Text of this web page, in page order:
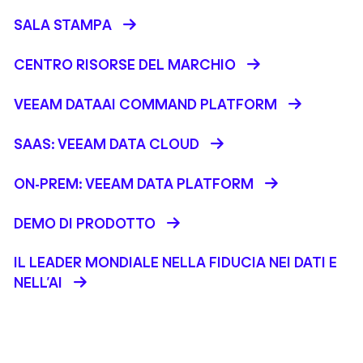
SALA STAMPA
CENTRO RISORSE DEL MARCHIO
VEEAM DATAAI COMMAND PLATFORM
SAAS: VEEAM DATA CLOUD
ON-PREM: VEEAM DATA PLATFORM
DEMO DI PRODOTTO
IL LEADER MONDIALE NELLA FIDUCIA NEI DATI E
NELL’AI